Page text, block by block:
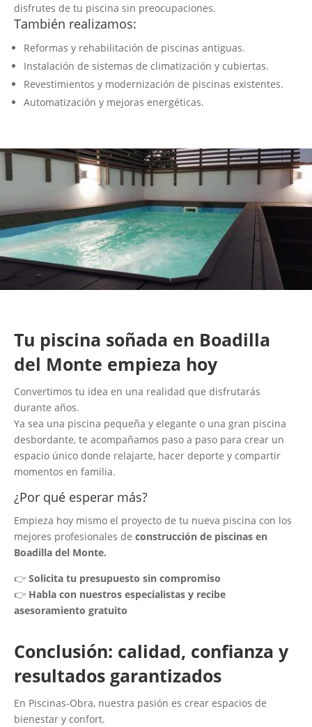
disfrutes de tu piscina sin preocupaciones.
También realizamos:
Reformas y rehabilitación de piscinas antiguas.
Instalación de sistemas de climatización y cubiertas.
Revestimientos y modernización de piscinas existentes.
Automatización y mejoras energéticas.
Tu piscina soñada en Boadilla
del Monte empieza hoy
Convertimos tu idea en una realidad que disfrutarás
durante años.
Ya sea una piscina pequeña y elegante o una gran piscina
desbordante, te acompañamos paso a paso para crear un
espacio único donde relajarte, hacer deporte y compartir
momentos en familia.
¿Por qué esperar más?
Empieza hoy mismo el proyecto de tu nueva piscina con los
mejores profesionales de construcción de piscinas en
Boadilla del Monte.
👉 Solicita tu presupuesto sin compromiso
👉 Habla con nuestros especialistas y recibe
asesoramiento gratuito
Conclusión: calidad, confianza y
resultados garantizados
En Piscinas-Obra, nuestra pasión es crear espacios de
bienestar y confort.